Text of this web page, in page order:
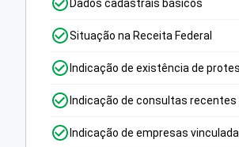
Dados cadastrais básicos
Situação na Receita Federal
Indicação de existência de
Indicação de consultas recentes
Indicação de empresas